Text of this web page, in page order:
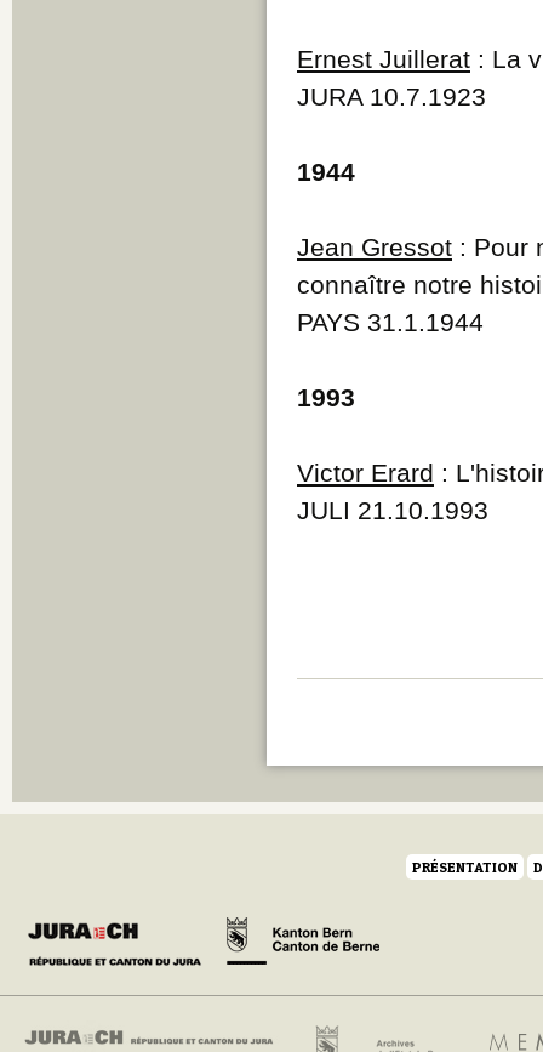
Ernest Juillerat : La
JURA 10.7.1923
1944
Jean Gressot : Pour
connaître notre
PAYS 31.1.1944
1993
Victor Erard :
JULI 21.10.1993
PRÉSENTATION